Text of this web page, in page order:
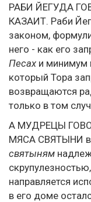
РАБИ ЙЕГУДА
КАЗАИТ. Раби
законом,
него - как его
Песах и минимум
который Тора
возвращаются
только в том
А МУДРЕЦЫ
МЯСА СВЯТЫНИ
святыням
направляется
в его доме